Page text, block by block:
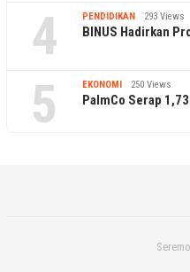
4 PENDIDIKAN 293 Views
BINUS Hadirkan
5 EKONOMI 250 Views
PalmCo Serap